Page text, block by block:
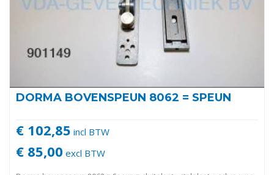
DORMA BOVENSPEUN 8062 = SPEUN
€ 102,85 incl BTW
€ 85,00 excl BTW